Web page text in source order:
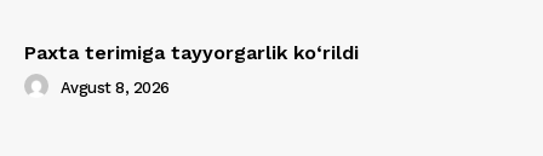
Paxta terimiga tayyorgarlik ko‘rildi
Avgust 8, 2026